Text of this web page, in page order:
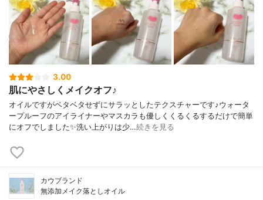
3.00
肌にやさしくメイクオフ♪
オイルですがベタベタせずにサラッとしたテクスチャーです♪ウォータ
ープルーフのアイライナーやマスカラも優しくくるくるするだけで簡単
にオフでしました✨洗い上がりは少…続きを見る
カウブランド
無添加メイク落としオイル